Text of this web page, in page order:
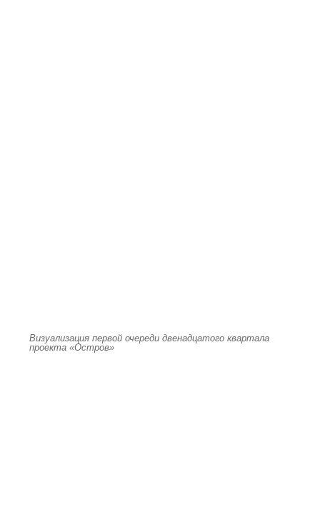
Визуализация первой очереди двенадцатого квартала
проекта «Остров»